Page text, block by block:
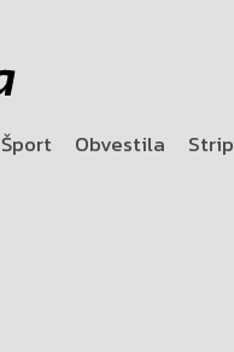
Šport Obvestila
Strip